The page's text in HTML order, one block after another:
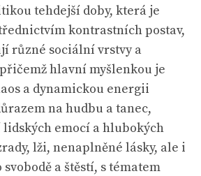
tehdejší doby, která je
kontrastních postav,
různé sociální vrstvy a
hlavní myšlenkou je
a dynamickou energii
na hudbu a tanec,
emocí a hlubokých
lži, nenaplněné lásky, ale i
a štěstí, s tématem